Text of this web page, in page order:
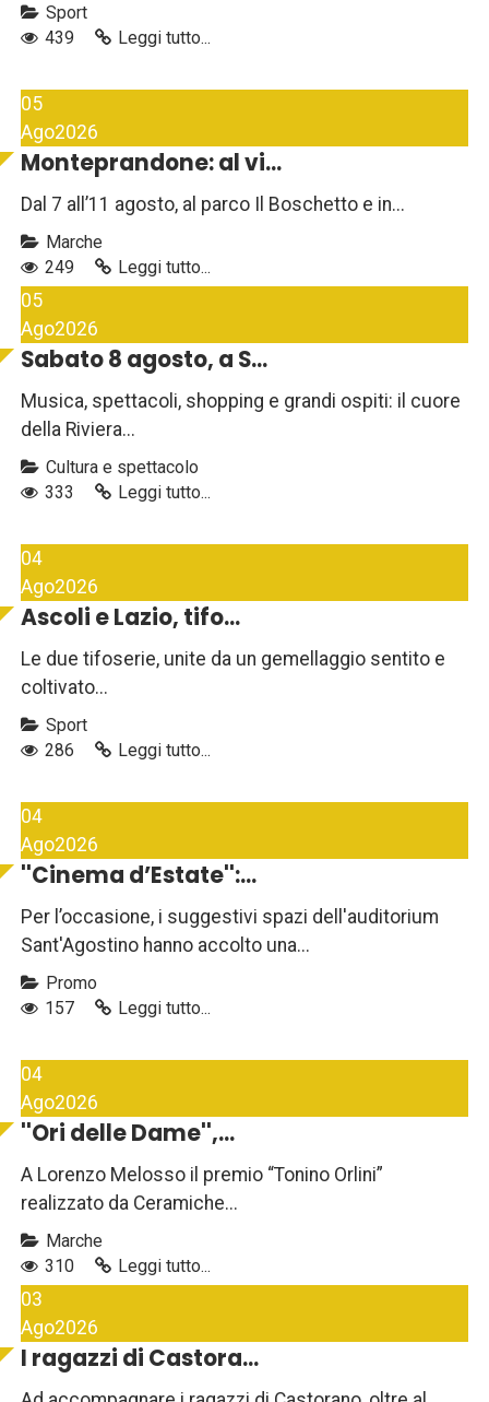
Sport
439
Leggi tutto...
05
Ago2026
Monteprandone: al vi...
Dal 7 all’11 agosto, al parco Il Boschetto e in...
Marche
249
Leggi tutto...
05
Ago2026
Sabato 8 agosto, a S...
Musica, spettacoli, shopping e grandi ospiti: il cuore
della Riviera...
Cultura e spettacolo
333
Leggi tutto...
04
Ago2026
Ascoli e Lazio, tifo...
Le due tifoserie, unite da un gemellaggio sentito e
coltivato...
Sport
286
Leggi tutto...
04
Ago2026
''Cinema d’Estate'':...
Per l’occasione, i suggestivi spazi dell'auditorium
Sant'Agostino hanno accolto una...
Promo
157
Leggi tutto...
04
Ago2026
''Ori delle Dame'',...
A Lorenzo Melosso il premio “Tonino Orlini”
realizzato da Ceramiche...
Marche
310
Leggi tutto...
03
Ago2026
I ragazzi di Castora...